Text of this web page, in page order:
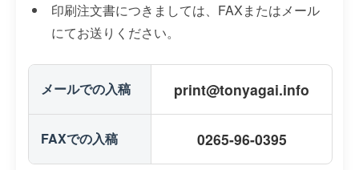
印刷注文書につきましては、FAXまたはメール
にてお送りください。
メールでの入稿 print@tonyagai.info
FAXでの入稿 0265-96-0395